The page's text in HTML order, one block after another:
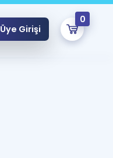
Üye Girişi
0